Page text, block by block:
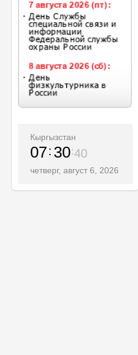
Кыргызстан
07 30 42
четверг, август 6, 2026